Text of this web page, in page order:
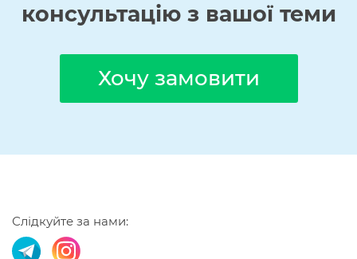
консультацію з вашої теми
Хочу замовити
Слідкуйте за нами: